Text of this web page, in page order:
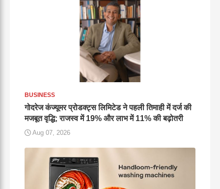
BUSINESS
गोदरेज कंज्यूमर प्रोडक्ट्स लिमिटेड ने पहली तिमाही में दर्ज की
मजबूत वृद्धि; राजस्व में 19% और लाभ में 11% की बढ़ोतरी
Aug 07, 2026